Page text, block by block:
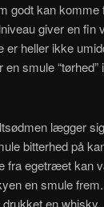
godt kan
giver en fin
heller ikke
smule “tørhed”
lægger
bitterhed på
fra egetræet kan
en smule
en